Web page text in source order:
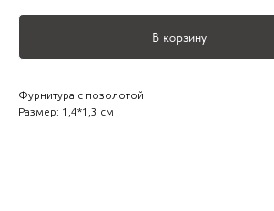
В корзину
Фурнитура с позолотой
Размер: 1,4*1,3 см